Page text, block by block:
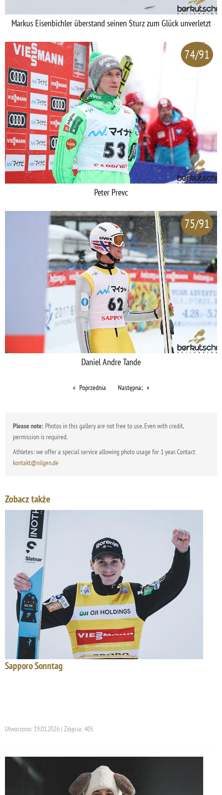
Markus Eisenbichler überstand seinen Sturz zum Glück unverletzt
74/91
Peter Prevc
75/91
Daniel Andre Tande
Poprzednia Następna;
Please note: Photos in this gallery are not free to use. Even with credit,
permission is required.
Athletes: we offer a special service allowing photo usage for 1 year. Contact
kontakt@nilgen.de
Zobacz także
Sapporo Sonntag
Utworzono: 19.01.2026 | Zdjęcia: 405